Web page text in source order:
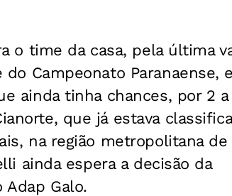
o time da casa, pela última
Campeonato Paranaense, e
ainda tinha chances, por 2 a
que já estava
na região metropolitana de
ainda espera a decisão da
Galo.